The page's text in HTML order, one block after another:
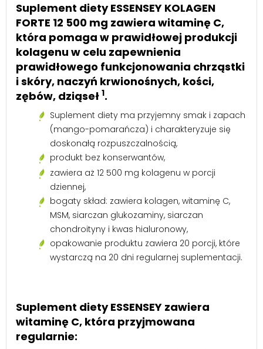
Suplement diety ESSENSEY KOLAGEN
FORTE 12 500 mg zawiera witaminę C,
która pomaga w prawidłowej produkcji
kolagenu w celu zapewnienia
prawidłowego funkcjonowania chrząstki
i skóry, naczyń krwionośnych, kości,
zębów, dziąseł 1.
Suplement diety ma przyjemny smak i zapach
(mango-pomarańcza) i charakteryzuje się
doskonałą rozpuszczalnością,
produkt bez konserwantów,
zawiera aż 12 500 mg kolagenu w porcji
dziennej,
bogaty skład: zawiera kolagen, witaminę C,
MSM, siarczan glukozaminy, siarczan
chondroityny i kwas hialuronowy,
opakowanie produktu zawiera 20 porcji, które
wystarczą na 20 dni regularnej suplementacji.
Suplement diety ESSENSEY zawiera
witaminę C, która przyjmowana
regularnie: